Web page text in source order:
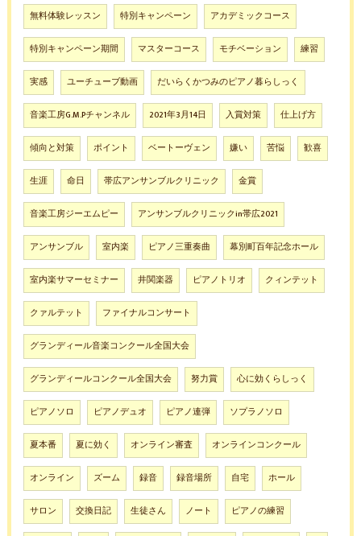
無料体験レッスン 特別キャンペーン アカデミックコース
特別キャンペーン期間 マスターコース モチベーション 練習
実感 ユーチューブ動画 だいらくかつみのピアノ暮らしっく
音楽工房G.M.Pチャンネル 2021年3月14日 入賞対策 仕上げ方
傾向と対策 ポイント ベートーヴェン 嫌い 苦悩 歓喜
生涯 命日 帯広アンサンブルクリニック 金賞
音楽工房ジーエムピー アンサンブルクリニックin帯広2021
アンサンブル 室内楽 ピアノ三重奏曲 幕別町百年記念ホール
室内楽サマーセミナー 井関楽器 ピアノトリオ クィンテット
クァルテット ファイナルコンサート
グランディール音楽コンクール全国大会
グランディールコンクール全国大会 努力賞 心に効くらしっく
ピアノソロ ピアノデュオ ピアノ連弾 ソプラノソロ
夏本番 夏に効く オンライン審査 オンラインコンクール
オンライン ズーム 録音 録音場所 自宅 ホール
サロン 交換日記 生徒さん ノート ピアノの練習